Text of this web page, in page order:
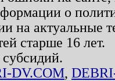
о
на актуальные
старше 16 лет.
DV.COM,